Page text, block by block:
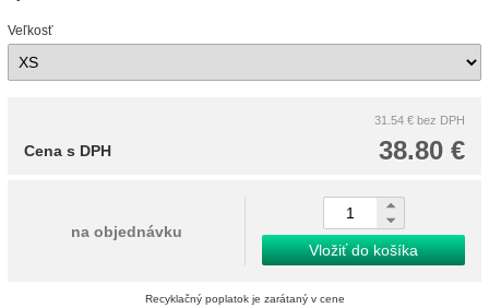
Veľkosť
31.54 € bez DPH
38.80 €
Cena s DPH
na objednávku
Vložiť do košíka
Recyklačný poplatok je zarátaný v cene